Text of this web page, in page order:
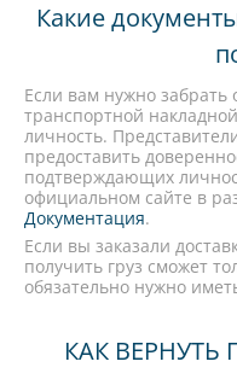
Какие
Если вам нужно забрать
транспортной
личность.
предоставить
подтверждающих
официальном сайте в
Документация.
Если вы заказали
получить груз сможет
обязательно нужно
КАК